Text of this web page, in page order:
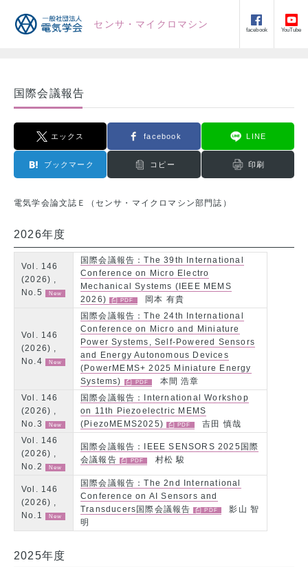
センサ・マイクロマシン
facebook YouTube
国際会議報告
エックス facebook LINE
ブックマーク コピー 印刷
電気学会論文誌Ｅ（センサ・マイクロマシン部門誌）
2026年度
Vol. 146
(2026) ,
No.5
国際会議報告：The 39th International
Conference on Micro Electro
Mechanical Systems (IEEE MEMS
2026)
岡本 有貴
Vol. 146
(2026) ,
No.4
国際会議報告：The 24th International
Conference on Micro and Miniature
Power Systems, Self-Powered Sensors
and Energy Autonomous Devices
(PowerMEMS+ 2025 Miniature Energy
Systems)
本間 浩章
Vol. 146
(2026) ,
No.3
国際会議報告：International Workshop
on 11th Piezoelectric MEMS
(PiezoMEMS2025)
吉田 慎哉
Vol. 146
(2026) ,
No.2
国際会議報告：IEEE SENSORS 2025国際
会議報告
村松 駿
Vol. 146
(2026) ,
No.1
国際会議報告：The 2nd International
Conference on AI Sensors and
Transducers国際会議報告
影山 智
明
2025年度